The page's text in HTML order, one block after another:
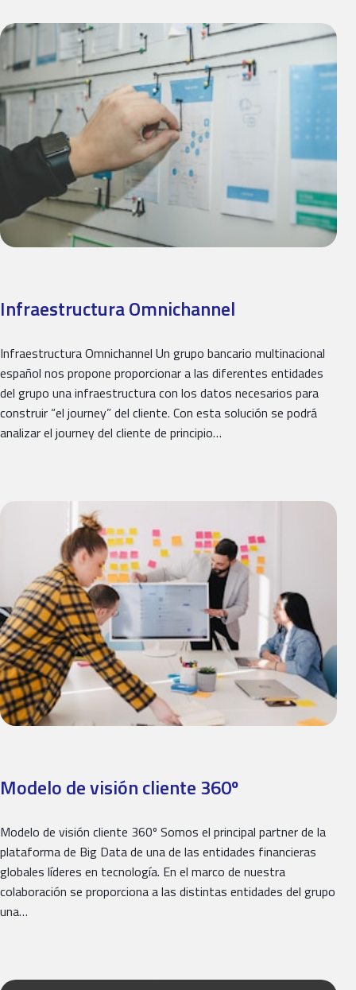
Infraestructura Omnichannel
Infraestructura Omnichannel Un grupo bancario multinacional
español nos propone proporcionar a las diferentes entidades
del grupo una infraestructura con los datos necesarios para
construir “el journey” del cliente. Con esta solución se podrá
analizar el journey del cliente de principio…
Modelo de visión cliente 360º
Modelo de visión cliente 360º Somos el principal partner de la
plataforma de Big Data de una de las entidades financieras
globales líderes en tecnología. En el marco de nuestra
colaboración se proporciona a las distintas entidades del grupo
una…